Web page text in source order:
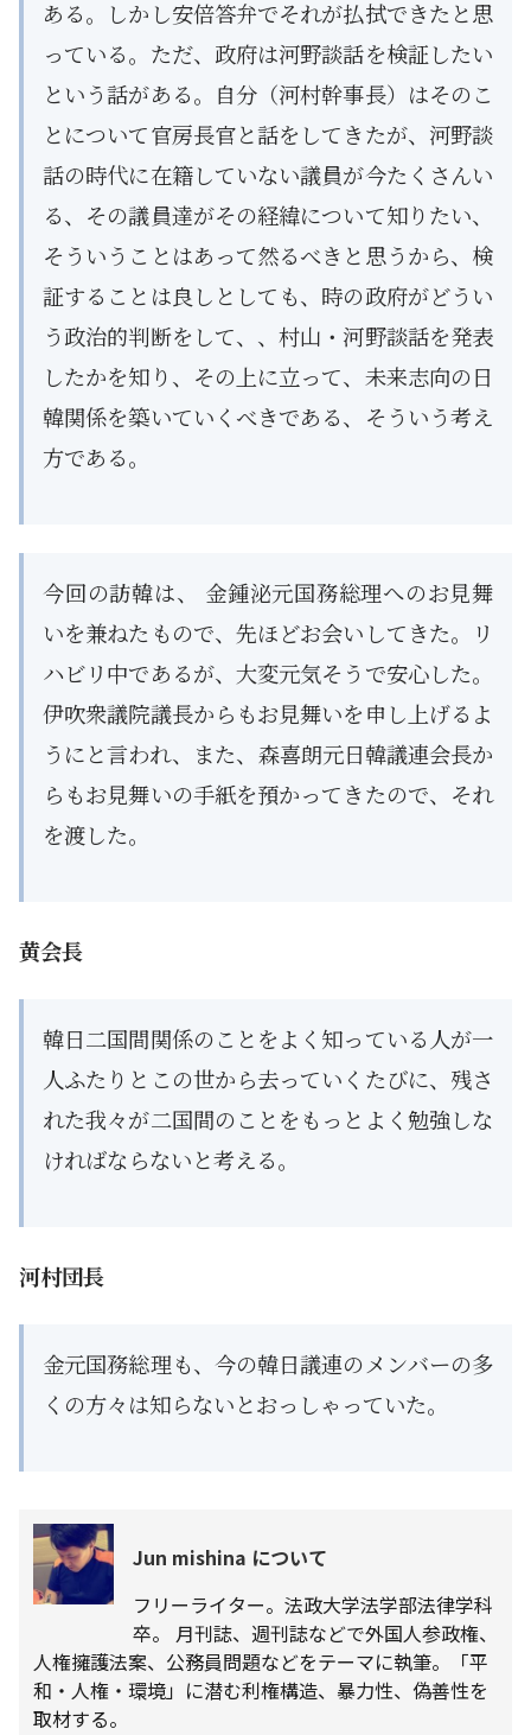
ある。しかし安倍答弁でそれが払拭できたと思
っている。ただ、政府は河野談話を検証したい
という話がある。自分（河村幹事長）はそのこ
とについて官房長官と話をしてきたが、河野談
話の時代に在籍していない議員が今たくさんい
る、その議員達がその経緯について知りたい、
そういうことはあって然るべきと思うから、検
証することは良しとしても、時の政府がどうい
う政治的判断をして、、村山・河野談話を発表
したかを知り、その上に立って、未来志向の日
韓関係を築いていくべきである、そういう考え
方である。
今回の訪韓は、 金鍾泌元国務総理へのお見舞
いを兼ねたもので、先ほどお会いしてきた。リ
ハビリ中であるが、大変元気そうで安心した。
伊吹衆議院議長からもお見舞いを申し上げるよ
うにと言われ、また、森喜朗元日韓議連会長か
らもお見舞いの手紙を預かってきたので、それ
を渡した。
黄会長
韓日二国間関係のことをよく知っている人が一
人ふたりとこの世から去っていくたびに、残さ
れた我々が二国間のことをもっとよく勉強しな
ければならないと考える。
河村団長
金元国務総理も、今の韓日議連のメンバーの多
くの方々は知らないとおっしゃっていた。
Jun mishina について
フリーライター。法政大学法学部法律学科
卒。 月刊誌、週刊誌などで外国人参政権、
人権擁護法案、公務員問題などをテーマに執筆。「平
和・人権・環境」に潜む利権構造、暴力性、偽善性を
取材する。